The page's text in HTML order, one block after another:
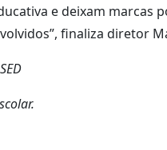
e deixam marcas
finaliza diretor